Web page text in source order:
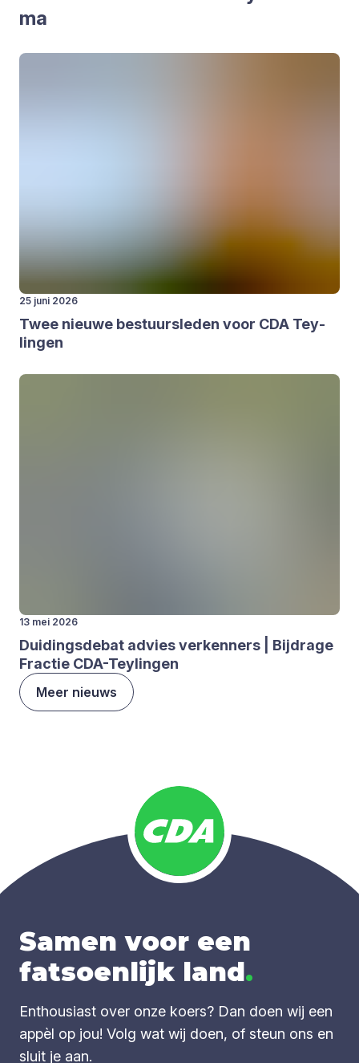
ma
25 juni 2026
Twee nieu­we bestuurs­le­den voor CDA Tey­
lin­gen
13 mei 2026
Dui­dings­de­bat advies ver­ken­ners | Bij­dra­ge
Frac­tie CDA-Tey­lin­gen
Meer nieuws
Samen voor een
fatsoenlijk land.
Enthousiast over onze koers? Dan doen wij een
appèl op jou! Volg wat wij doen, of steun ons en
sluit je aan.